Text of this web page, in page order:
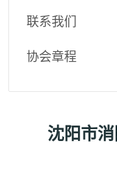
联系我们
协会章程
沈阳市